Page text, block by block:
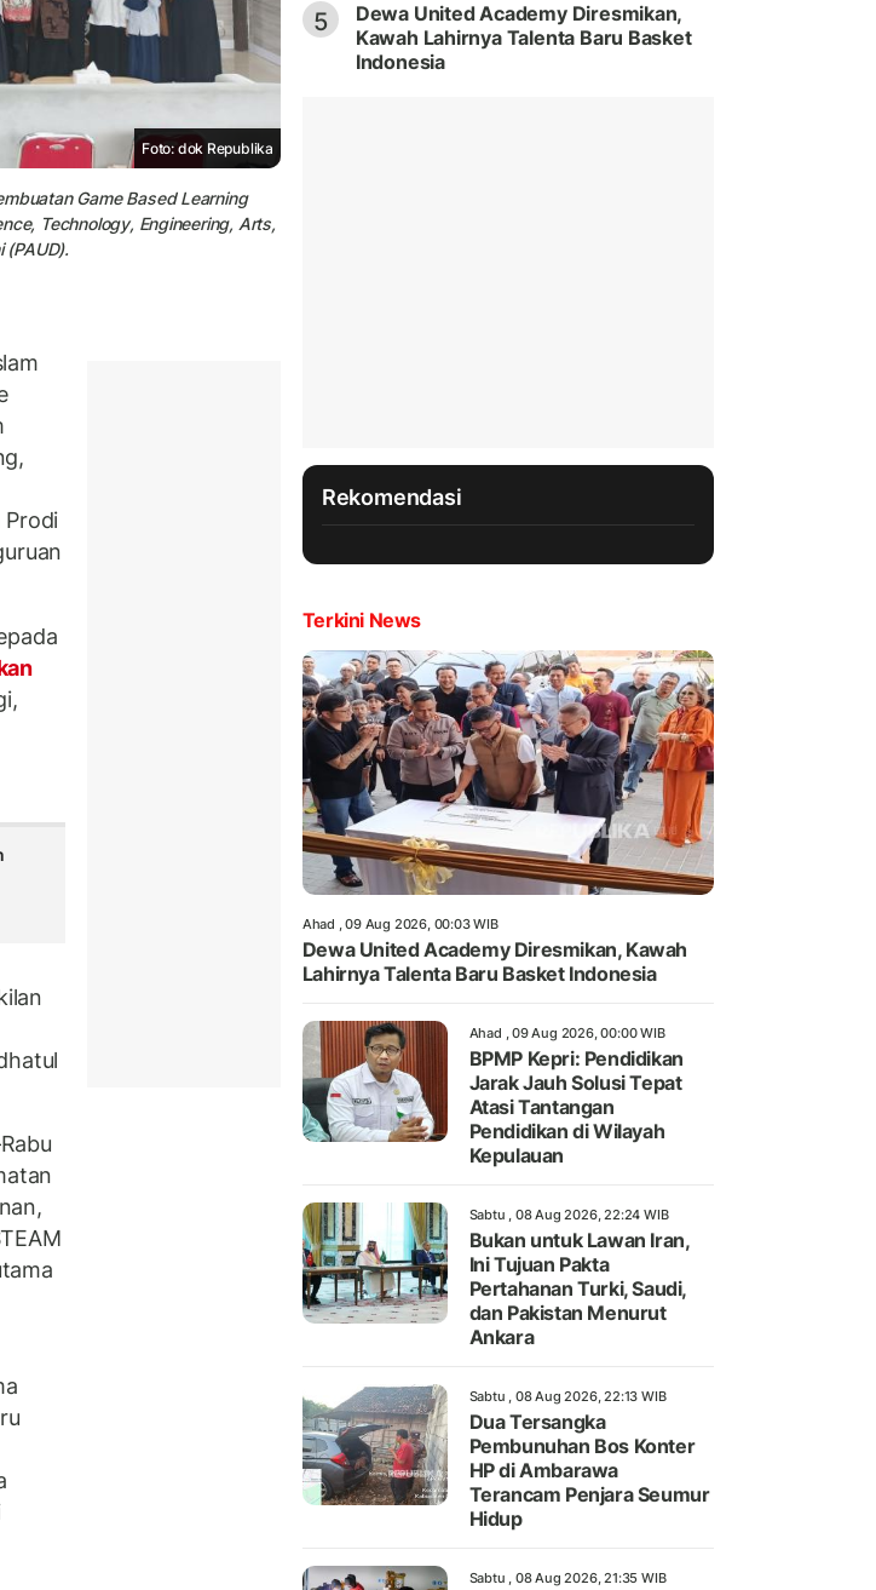
Foto: dok Republika
Game Based Learning
Technology, Engineering, Arts,
Prodi
5
Dewa United Academy Diresmikan,
Kawah Lahirnya Talenta Baru Basket
Indonesia
Rekomendasi
Terkini News
Ahad , 09 Aug 2026, 00:03 WIB
Dewa United Academy Diresmikan, Kawah
Lahirnya Talenta Baru Basket Indonesia
Ahad , 09 Aug 2026, 00:00 WIB
BPMP Kepri: Pendidikan
Jarak Jauh Solusi Tepat
Atasi Tantangan
Pendidikan di Wilayah
Kepulauan
Sabtu , 08 Aug 2026, 22:24 WIB
Bukan untuk Lawan Iran,
Ini Tujuan Pakta
Pertahanan Turki, Saudi,
dan Pakistan Menurut
Ankara
Sabtu , 08 Aug 2026, 22:13 WIB
Dua Tersangka
Pembunuhan Bos Konter
HP di Ambarawa
Terancam Penjara Seumur
Hidup
Sabtu , 08 Aug 2026, 21:35 WIB